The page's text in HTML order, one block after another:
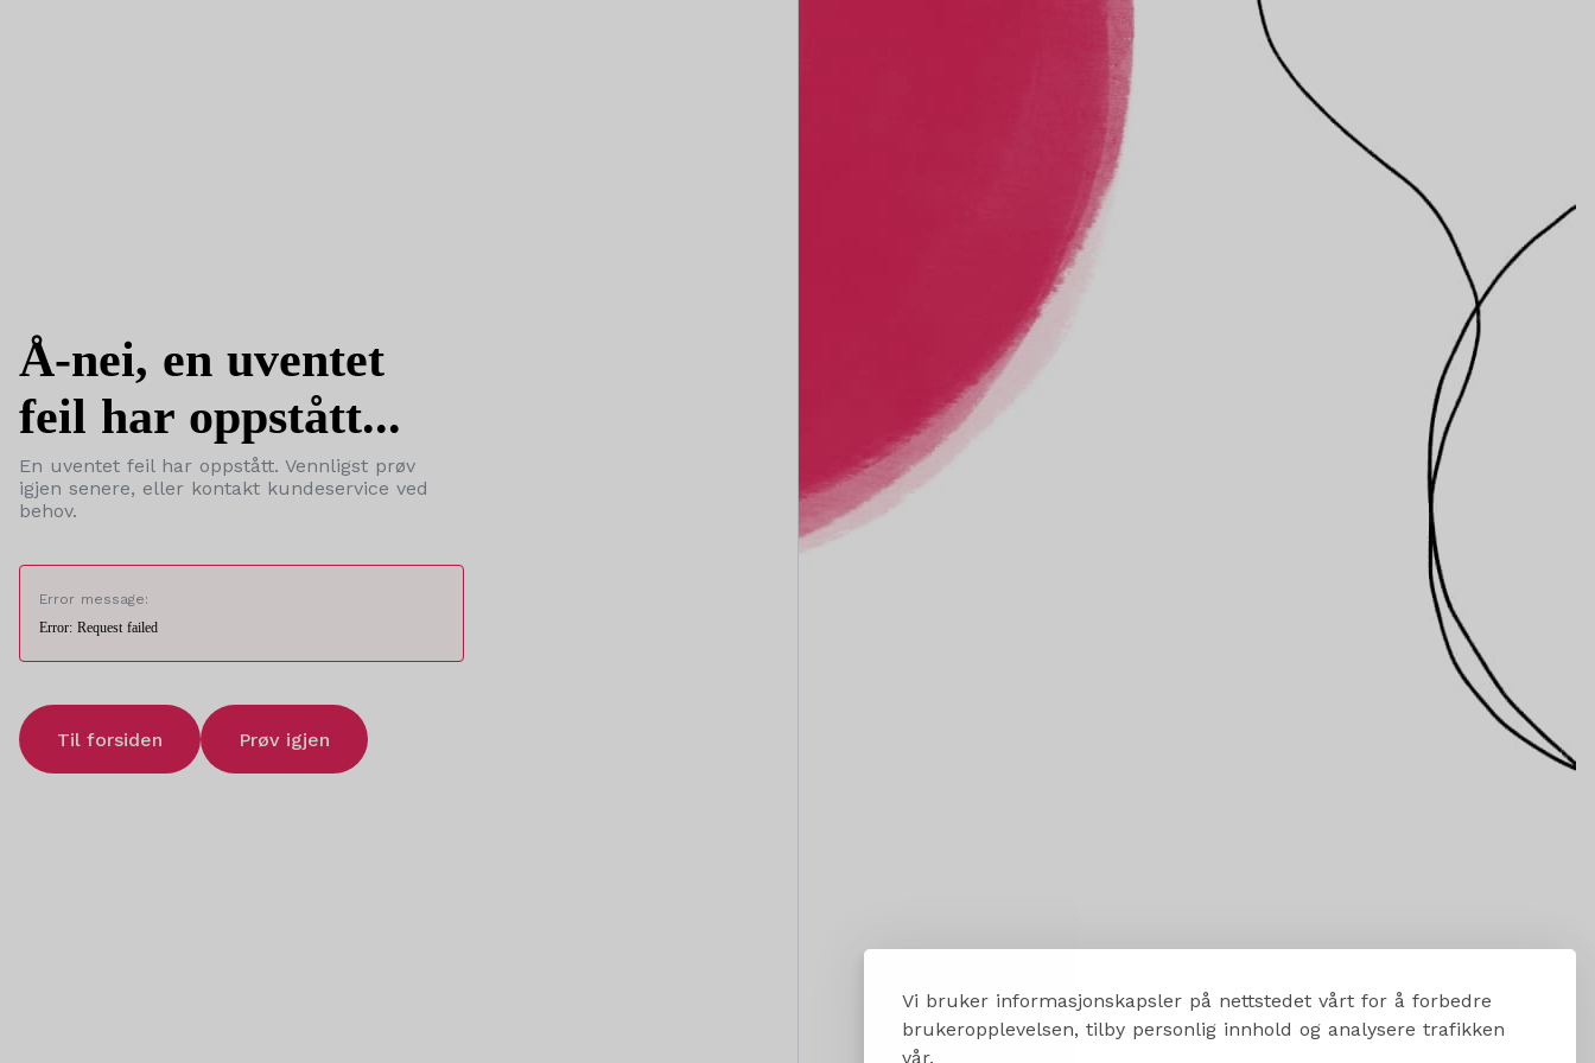
Vi bruker informasjonskapsler på nettstedet vårt for å forbedre
brukeropplevelsen, tilby personlig innhold og analysere trafikken
vår.
Å-nei, en uventet
feil har oppstått...
En uventet feil har oppstått. Vennligst prøv
igjen senere, eller kontakt kundeservice ved
behov.
Error message:
Error: Request failed
Til forsiden Prøv igjen